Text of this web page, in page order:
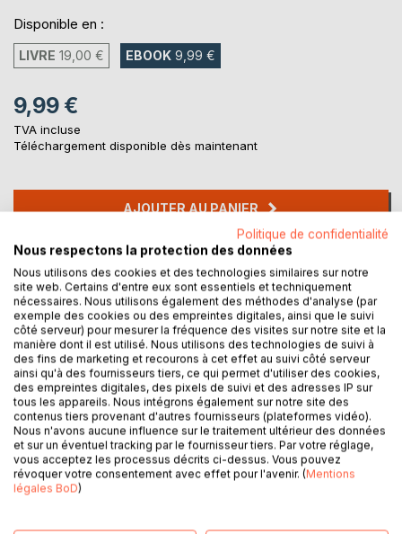
Disponible en :
LIVRE 19,00 € EBOOK 9,99 €
9,99 €
TVA incluse
Téléchargement disponible dès maintenant
AJOUTER AU PANIER
Ajouter à ma liste d'envies
Laisser un avis
DESCRIPTION
En se promenant avec son chien Benny sur les bords de
Seine, Mark repère une boîte en métal sous une péniche
Politique de confidentialité
Nous respectons la protection des données
Nous utilisons des cookies et des technologies similaires sur notre
site web. Certains d'entre eux sont essentiels et techniquement
nécessaires. Nous utilisons également des méthodes d'analyse (par
exemple des cookies ou des empreintes digitales, ainsi que le suivi
côté serveur) pour mesurer la fréquence des visites sur notre site et la
manière dont il est utilisé. Nous utilisons des technologies de suivi à
des fins de marketing et recourons à cet effet au suivi côté serveur
ainsi qu'à des fournisseurs tiers, ce qui permet d'utiliser des cookies,
des empreintes digitales, des pixels de suivi et des adresses IP sur
tous les appareils. Nous intégrons également sur notre site des
contenus tiers provenant d'autres fournisseurs (plateformes vidéo).
Nous n'avons aucune influence sur le traitement ultérieur des données
et sur un éventuel tracking par le fournisseur tiers. Par votre réglage,
vous acceptez les processus décrits ci-dessus. Vous pouvez
révoquer votre consentement avec effet pour l'avenir. (Mentions
légales BoD)